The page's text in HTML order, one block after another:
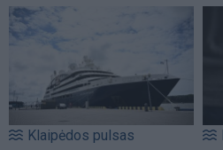
Klaipėdos pulsas